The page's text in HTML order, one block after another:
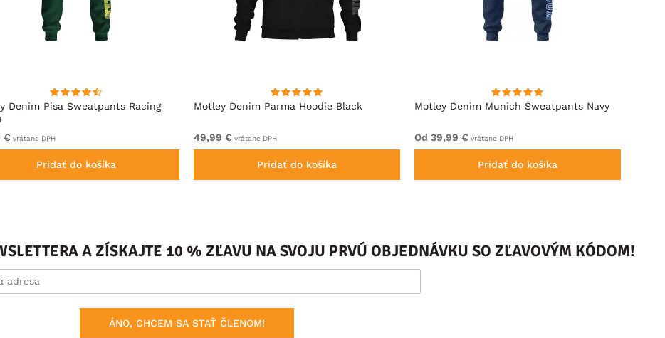
Denim Pisa Sweatpants Racing
€ vrátane DPH
Pridať do košíka
Motley Denim Parma Hoodie Black
49,99 € vrátane DPH
Pridať do košíka
Motley Denim Munich Sweatpants Navy
Od 39,99 € vrátane DPH
Pridať do košíka
A ZÍSKAJTE 10 % ZĽAVU NA SVOJU PRVÚ OBJEDNÁVKU SO ZĽAVOVÝM KÓDOM!
ÁNO, CHCEM SA STAŤ ČLENOM!